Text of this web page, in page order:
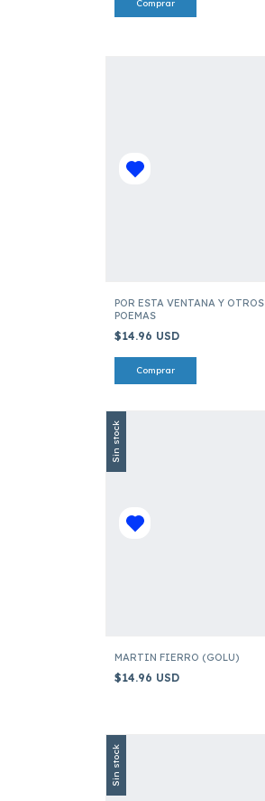
POR ESTA VENTANA Y OTROS
POEMAS
$14.96 USD
Sin stock
MARTIN FIERRO (GOLU)
$14.96 USD
Sin stock